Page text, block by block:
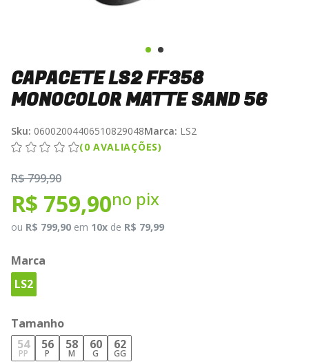
CAPACETE LS2 FF358
MONOCOLOR MATTE SAND 56
Sku: 06002004406510829048Marca: LS2
(0 AVALIAÇÕES)
R$ 799,90
R$ 759,90no pix
ou R$ 799,90 em 10x de R$ 79,99
Marca
LS2
Tamanho
54
PP
56
P
58
M
60
G
62
GG